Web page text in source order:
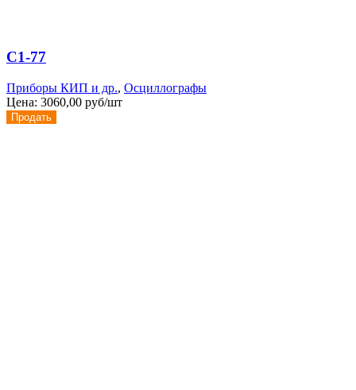
С1-77
Приборы КИП и др., Осциллографы
Цена: 3060,00 руб/шт
Продать